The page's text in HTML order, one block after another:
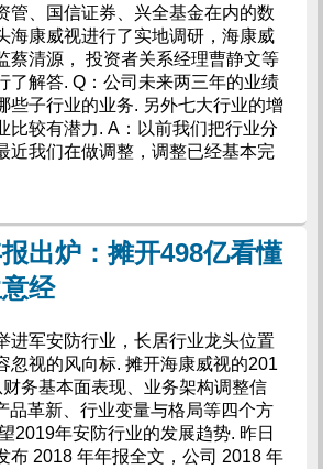
管、国信证券、兴全基金在内的数
海康威视进行了实地调研，海康威
蔡清源， 投资者关系经理曹静文等
了解答. Q：公司未来两三年的业绩
些子行业的业务. 另外七大行业的增
比较有潜力. A：以前我们把行业分
近我们在做调整，调整已经基本完
出炉：摊开498亿看懂
经
进军安防行业，长居行业龙头位置
忽视的风向标. 摊开海康威视的201
务基本面表现、业务架构调整信
品革新、行业变量与格局等四个方
2019年安防行业的发展趋势. 昨日
布 2018 年年报全文，公司 2018 年